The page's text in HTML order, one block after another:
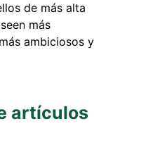
de más alta
más
ambiciosos y
artículos